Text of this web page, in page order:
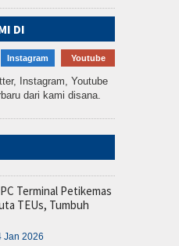
DI
Instagram Youtube
Instagram, Youtube
dari kami disana.
Terminal Petikemas
TEUs, Tumbuh
Jan 2026